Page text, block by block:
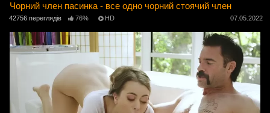
Чорний член пасинка - все одно чорний стоячий член
42756 переглядів 76% HD 07.05.2022